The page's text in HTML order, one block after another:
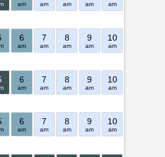
am am am am am
6
am
7
am
8
am
9
am
10
am
6
am
7
am
8
am
9
am
10
am
6
am
7
am
8
am
9
am
10
am